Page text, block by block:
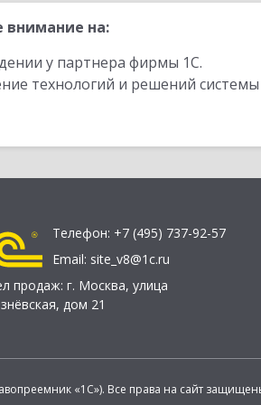
внимание на:
у партнера фирмы 1С.
технологий и решений
Телефон: +7 (495) 737-92-57
Email: site_v8@1c.ru
продаж: г. Москва, улица
дом 21
«1С»). Все права на сайт